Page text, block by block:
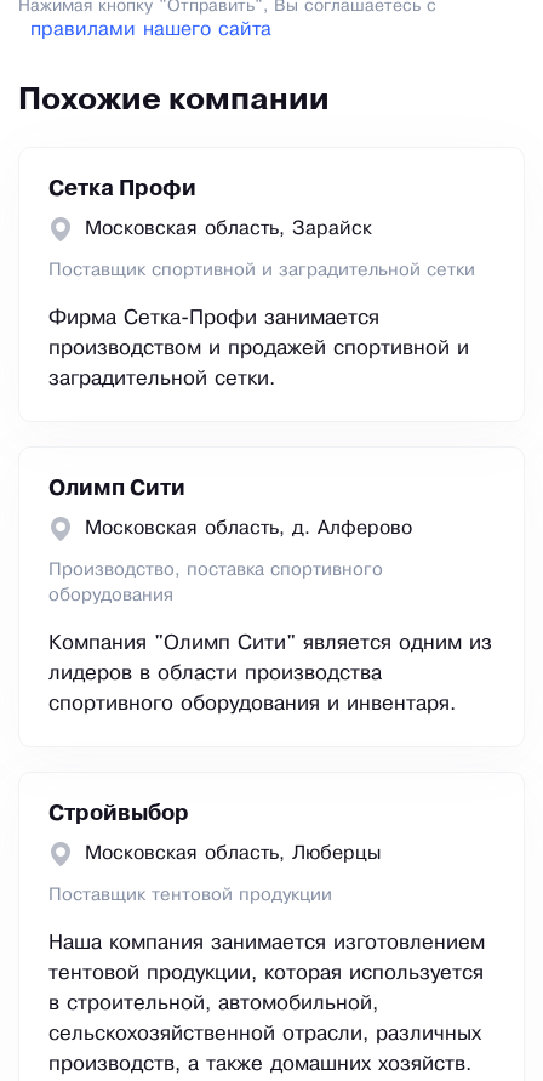
Нажимая кнопку "Отправить", Вы соглашаетесь с
правилами нашего сайта
Похожие компании
Сетка Профи
Московская область, Зарайск
Поставщик спортивной и заградительной сетки
Фирма Сетка-Профи занимается
производством и продажей спортивной и
заградительной сетки.
Олимп Сити
Московская область, д. Алферово
Производство, поставка спортивного
оборудования
Компания "Олимп Сити" является одним из
лидеров в области производства
спортивного оборудования и инвентаря.
Стройвыбор
Московская область, Люберцы
Поставщик тентовой продукции
Наша компания занимается изготовлением
тентовой продукции, которая используется
в строительной, автомобильной,
сельскохозяйственной отрасли, различных
производств, а также домашних хозяйств.